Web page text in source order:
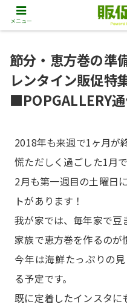
節分・恵方巻の準
レンタイン販促特
■POPGALLERY
2018年も来週で1ヶ月が
慌ただしく過ごした1月で
2月も第一週目の土曜日
トがあります！
我が家では、毎年家で豆
家族で恵方巻を作るのが
今年は海鮮たっぷりの
る予定です。
既に定着したインスタに
メニュー